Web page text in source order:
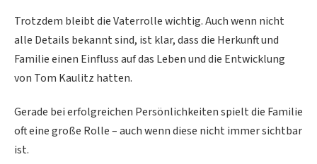
Trotzdem bleibt die Vaterrolle wichtig. Auch wenn nicht
alle Details bekannt sind, ist klar, dass die Herkunft und
Familie einen Einfluss auf das Leben und die Entwicklung
von Tom Kaulitz hatten.
Gerade bei erfolgreichen Persönlichkeiten spielt die Familie
oft eine große Rolle – auch wenn diese nicht immer sichtbar
ist.